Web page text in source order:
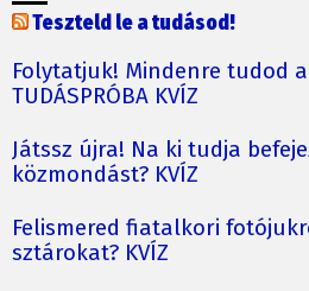
Teszteld le a tudásod!
Folytatjuk! Mindenre tudod
TUDÁSPRÓBA KVÍZ
Játssz újra! Na ki tudja
közmondást? KVÍZ
Felismered fiatalkori
sztárokat? KVÍZ